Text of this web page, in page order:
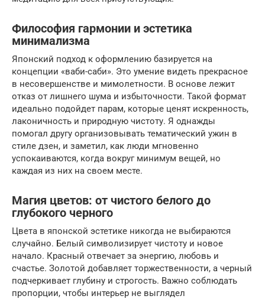
Философия гармонии и эстетика
минимализма
Японский подход к оформлению базируется на
концепции «ваби-саби». Это умение видеть прекрасное
в несовершенстве и мимолетности. В основе лежит
отказ от лишнего шума и избыточности. Такой формат
идеально подойдет парам, которые ценят искренность,
лаконичность и природную чистоту. Я однажды
помогал другу организовывать тематический ужин в
стиле дзен, и заметил, как люди мгновенно
успокаиваются, когда вокруг минимум вещей, но
каждая из них на своем месте.
Магия цветов: от чистого белого до
глубокого черного
Цвета в японской эстетике никогда не выбираются
случайно. Белый символизирует чистоту и новое
начало. Красный отвечает за энергию, любовь и
счастье. Золотой добавляет торжественности, а черный
подчеркивает глубину и строгость. Важно соблюдать
пропорции, чтобы интерьер не выглядел